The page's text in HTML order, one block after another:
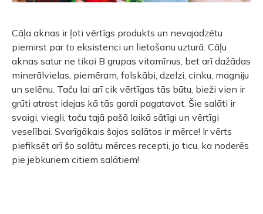
Cāļa aknas ir ļoti vērtīgs produkts un nevajadzētu
piemirst par to eksistenci un lietošanu uzturā. Cāļu
aknas satur ne tikai B grupas vitamīnus, bet arī dažādas
minerālvielas, piemēram, folskābi, dzelzi, cinku, magniju
un selēnu. Taču lai arī cik vērtīgas tās būtu, bieži vien ir
grūti atrast idejas kā tās gardi pagatavot. Šie salāti ir
svaigi, viegli, taču tajā pašā laikā sātīgi un vērtīgi
veselībai. Svarīgākais šajos salātos ir mērce! Ir vērts
piefiksēt arī šo salātu mērces recepti, jo ticu, ka noderēs
pie jebkuriem citiem salātiem!